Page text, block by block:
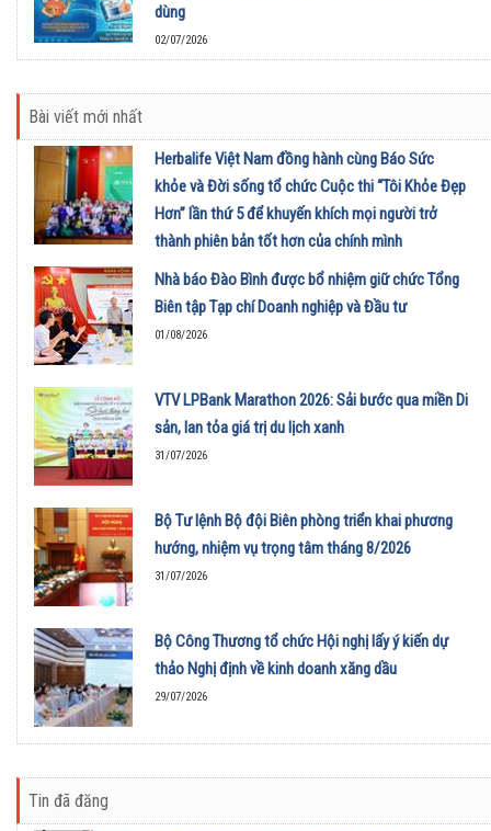
dùng
02/07/2026
Bài viết mới nhất
Herbalife Việt Nam đồng hành cùng Báo Sức
khỏe và Đời sống tổ chức Cuộc thi “Tôi Khỏe Đẹp
Hơn” lần thứ 5 để khuyến khích mọi người trở
thành phiên bản tốt hơn của chính mình
01/08/2026
Nhà báo Đào Bình được bổ nhiệm giữ chức Tổng
Biên tập Tạp chí Doanh nghiệp và Đầu tư
01/08/2026
VTV LPBank Marathon 2026: Sải bước qua miền Di
sản, lan tỏa giá trị du lịch xanh
31/07/2026
Bộ Tư lệnh Bộ đội Biên phòng triển khai phương
hướng, nhiệm vụ trọng tâm tháng 8/2026
31/07/2026
Bộ Công Thương tổ chức Hội nghị lấy ý kiến dự
thảo Nghị định về kinh doanh xăng dầu
29/07/2026
Tin đã đăng